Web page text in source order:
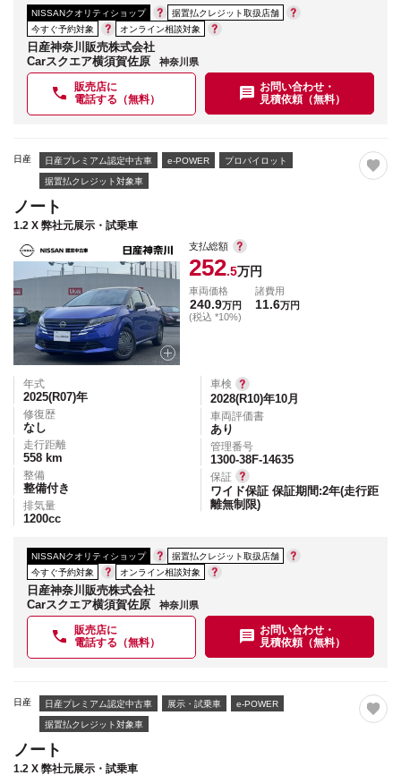
NISSANクオリティショップ
据置払クレジット取扱店舗
今すぐ予約対象
オンライン相談対象
日産神奈川販売株式会社
Carスクエア横須賀佐原
神奈川県
販売店に
電話する（無料）
お問い合わせ・
見積依頼（無料）
日産 日産プレミアム認定中古車 e-POWER プロパイロット
据置払クレジット対象車
ノート
1.2 X 弊社元展示・試乗車
支払総額
252.5万円
車両価格
240.9万円
(税込 *10%)
諸費用
11.6万円
年式
2025(R07)年
修復歴
なし
走行距離
558 km
整備
整備付き
排気量
1200cc
車検
2028(R10)年10月
車両評価書
あり
管理番号
1300-38F-14635
保証
ワイド保証 保証期間:2年(走行距
離無制限)
NISSANクオリティショップ
据置払クレジット取扱店舗
今すぐ予約対象
オンライン相談対象
日産神奈川販売株式会社
Carスクエア横須賀佐原
神奈川県
販売店に
電話する（無料）
お問い合わせ・
見積依頼（無料）
日産 日産プレミアム認定中古車 展示・試乗車 e-POWER
据置払クレジット対象車
ノート
1.2 X 弊社元展示・試乗車